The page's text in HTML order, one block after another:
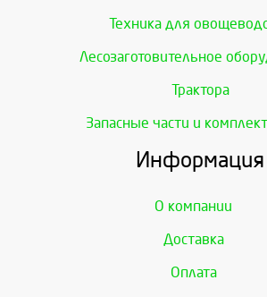
Техника для
Лесозаготовительное
Трактора
Запасные части и
Информация
О компании
Доставка
Оплата